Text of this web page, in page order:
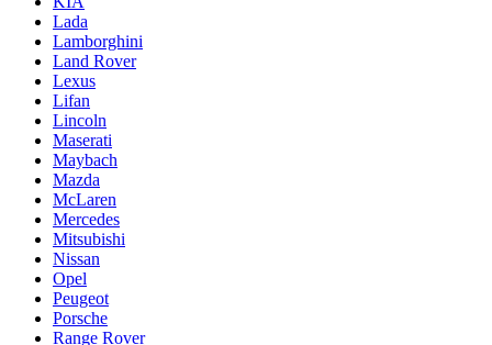
Lada
Lamborghini
Land Rover
Lexus
Lifan
Lincoln
Maserati
Maybach
Mazda
McLaren
Mercedes
Mitsubishi
Nissan
Opel
Peugeot
Porsche
Range Rover